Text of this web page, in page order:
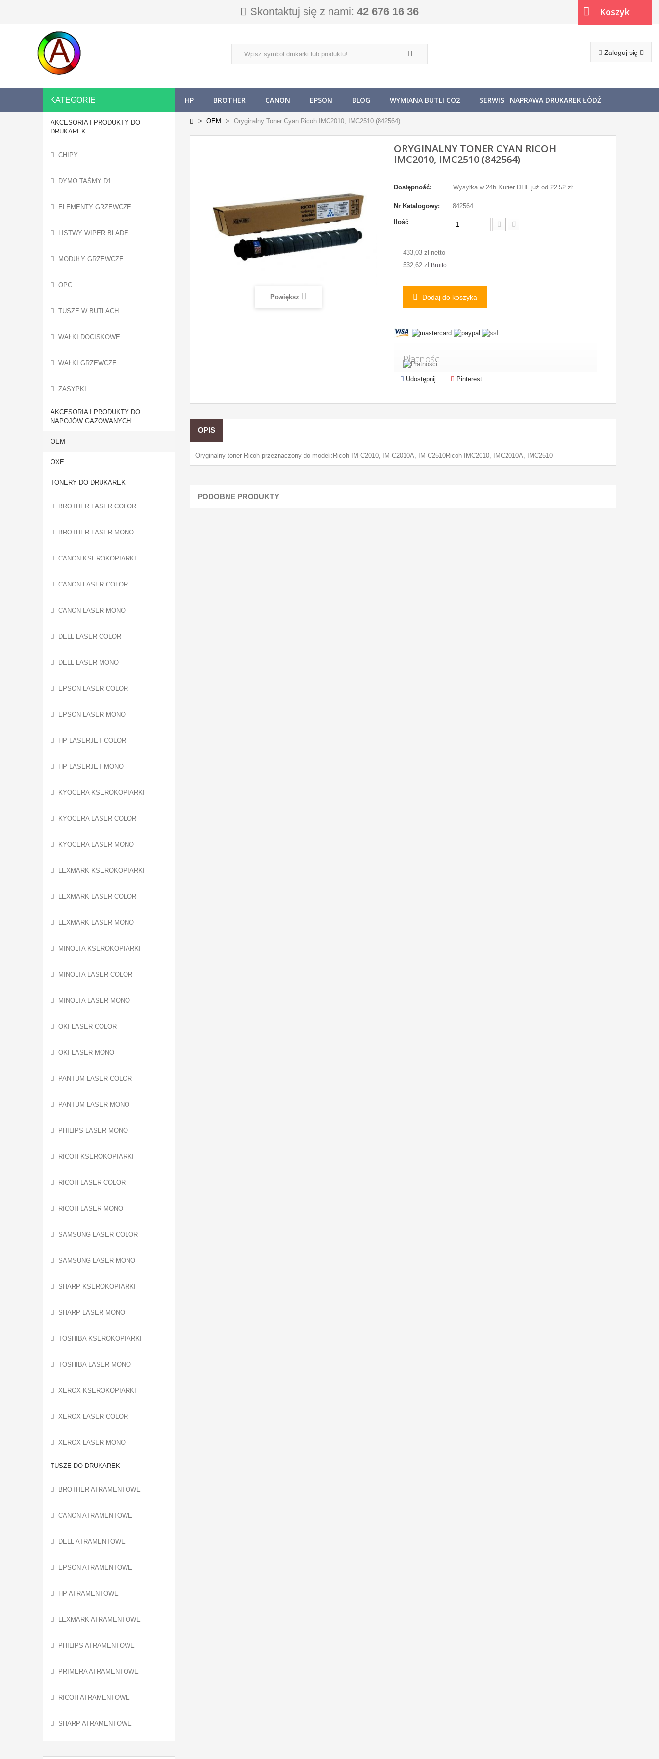
Skontaktuj się z nami: 42 676 16 36
Zaloguj się
Koszyk
KATEGORIE HP BROTHER CANON EPSON BLOG WYMIANA BUTLI CO2 SERWIS I NAPRAWA DRUKAREK ŁÓDŹ
AKCESORIA I PRODUKTY DO
DRUKAREK
CHIPY
DYMO TAŚMY D1
ELEMENTY GRZEWCZE
LISTWY WIPER BLADE
MODUŁY GRZEWCZE
OPC
TUSZE W BUTLACH
WAŁKI DOCISKOWE
WAŁKI GRZEWCZE
ZASYPKI
AKCESORIA I PRODUKTY DO
NAPOJÓW GAZOWANYCH
OEM
OXE
TONERY DO DRUKAREK
BROTHER LASER COLOR
BROTHER LASER MONO
CANON KSEROKOPIARKI
CANON LASER COLOR
CANON LASER MONO
DELL LASER COLOR
DELL LASER MONO
EPSON LASER COLOR
EPSON LASER MONO
HP LASERJET COLOR
HP LASERJET MONO
KYOCERA KSEROKOPIARKI
KYOCERA LASER COLOR
KYOCERA LASER MONO
LEXMARK KSEROKOPIARKI
LEXMARK LASER COLOR
LEXMARK LASER MONO
MINOLTA KSEROKOPIARKI
MINOLTA LASER COLOR
MINOLTA LASER MONO
OKI LASER COLOR
OKI LASER MONO
PANTUM LASER COLOR
PANTUM LASER MONO
PHILIPS LASER MONO
RICOH KSEROKOPIARKI
RICOH LASER COLOR
RICOH LASER MONO
SAMSUNG LASER COLOR
SAMSUNG LASER MONO
SHARP KSEROKOPIARKI
SHARP LASER MONO
TOSHIBA KSEROKOPIARKI
TOSHIBA LASER MONO
XEROX KSEROKOPIARKI
XEROX LASER COLOR
XEROX LASER MONO
TUSZE DO DRUKAREK
BROTHER ATRAMENTOWE
CANON ATRAMENTOWE
DELL ATRAMENTOWE
EPSON ATRAMENTOWE
HP ATRAMENTOWE
LEXMARK ATRAMENTOWE
PHILIPS ATRAMENTOWE
PRIMERA ATRAMENTOWE
RICOH ATRAMENTOWE
SHARP ATRAMENTOWE
OEM Oryginalny Toner Cyan Ricoh IMC2010, IMC2510 (842564)
Powiększ
ORYGINALNY TONER CYAN RICOH
IMC2010, IMC2510 (842564)
Dostępność: Wysyłka w 24h Kurier DHL już od 22.52 zł
Nr Katalogowy: 842564
Ilość
433,03 zł netto
532,62 zł Brutto
Dodaj do koszyka
Płatności
Udostępnij Pinterest
OPIS
Oryginalny toner Ricoh przeznaczony do modeli:Ricoh IM-C2010, IM-C2010A, IM-C2510Ricoh IMC2010, IMC2010A, IMC2510
PODOBNE PRODUKTY